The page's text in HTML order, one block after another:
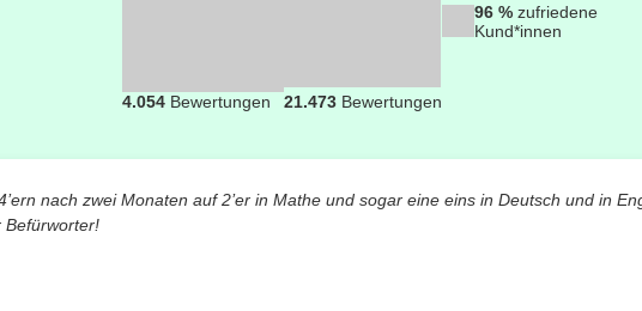
4.054Bewertungen 21.473Bewertungen
96 %zufriedene
Kund*innen
nach zwei Monaten auf 2’er in Mathe und sogar eine eins in Deutsch und in